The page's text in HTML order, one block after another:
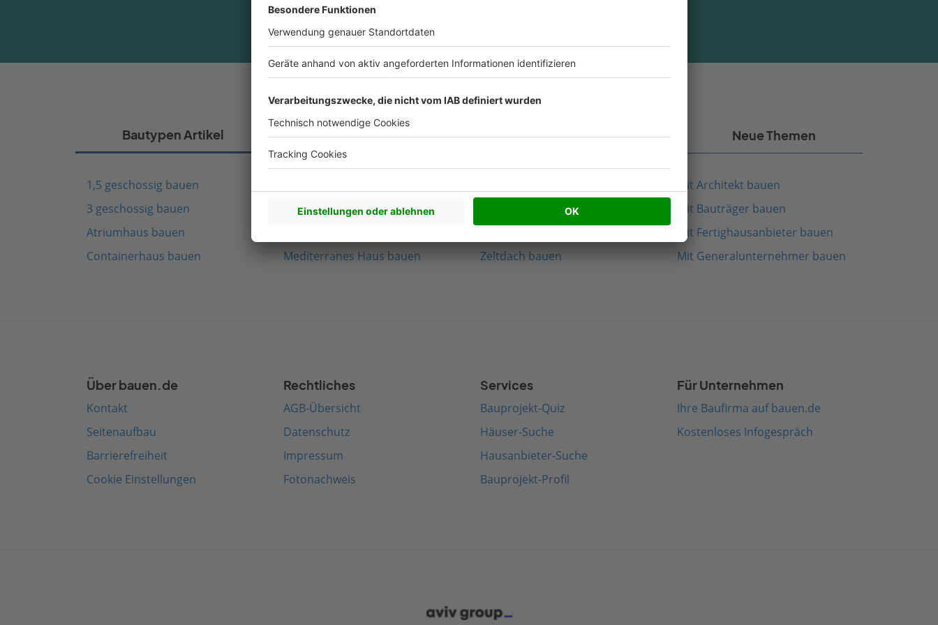
Bautypen Artikel Nachhaltigkeit Artikel Beliebte Artikel Neue Themen
1,5 geschossig bauen
3 geschossig bauen
Atriumhaus bauen
Containerhaus bauen
Schwedenhaus bauen
Mediterranes Haus bauen
Walmdach bauen
Zeltdach bauen
Mit Architekt bauen
Mit Bauträger bauen
Mit Fertighausanbieter bauen
Mit Generalunternehmer bauen
Über bauen.de
Kontakt
Seitenaufbau
Barrierefreiheit
Cookie Einstellungen
Rechtliches
AGB-Übersicht
Datenschutz
Impressum
Fotonachweis
Services
Bauprojekt-Quiz
Häuser-Suche
Hausanbieter-Suche
Bauprojekt-Profil
Für Unternehmen
Ihre Baufirma auf bauen.de
Kostenloses Infogespräch